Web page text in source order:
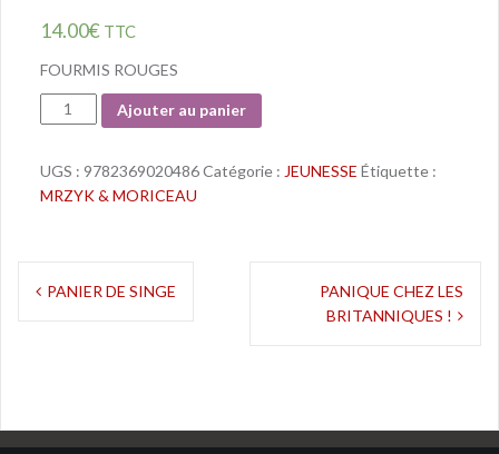
14.00€ TTC
FOURMIS ROUGES
Quantité
Ajouter au panier
UGS : 9782369020486Catégorie : JEUNESSE Étiquette :
MRZYK & MORICEAU
Navigation
PANIER DE SINGE
PANIQUE CHEZ LES
BRITANNIQUES !